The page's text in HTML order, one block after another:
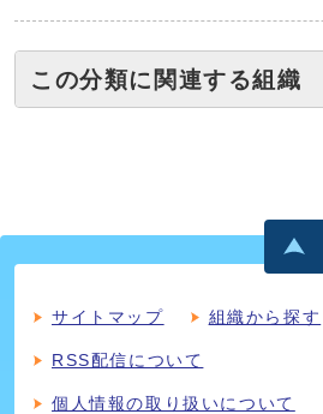
この分類に関連する組織
サイトマップ 組織から探す
RSS配信について
個人情報の取り扱いについて